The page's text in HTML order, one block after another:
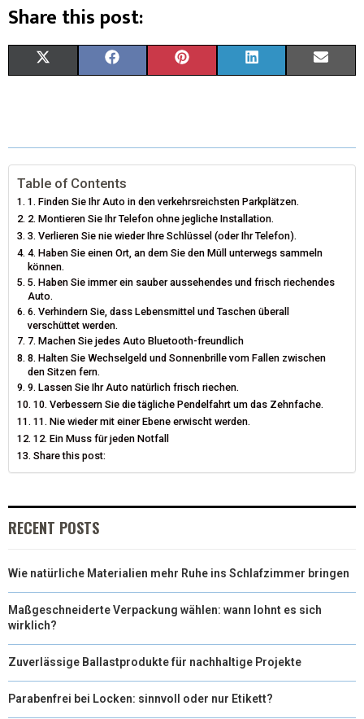
Share this post:
W
T
T
E
)
E
O
O
T
R
E
K
D
I
I
Table of Contents
1. Finden Sie Ihr Auto in den verkehrsreichsten Parkplätzen.
2. Montieren Sie Ihr Telefon ohne jegliche Installation.
3. Verlieren Sie nie wieder Ihre Schlüssel (oder Ihr Telefon).
4. Haben Sie einen Ort, an dem Sie den Müll unterwegs sammeln
können.
5. Haben Sie immer ein sauber aussehendes und frisch riechendes
Auto.
6. Verhindern Sie, dass Lebensmittel und Taschen überall
verschüttet werden.
7. Machen Sie jedes Auto Bluetooth-freundlich
8. Halten Sie Wechselgeld und Sonnenbrille vom Fallen zwischen
den Sitzen fern.
9. Lassen Sie Ihr Auto natürlich frisch riechen.
10. Verbessern Sie die tägliche Pendelfahrt um das Zehnfache.
11. Nie wieder mit einer Ebene erwischt werden.
12. Ein Muss für jeden Notfall
Share this post:
RECENT POSTS
Wie natürliche Materialien mehr Ruhe ins Schlafzimmer bringen
Maßgeschneiderte Verpackung wählen: wann lohnt es sich
wirklich?
Zuverlässige Ballastprodukte für nachhaltige Projekte
Parabenfrei bei Locken: sinnvoll oder nur Etikett?